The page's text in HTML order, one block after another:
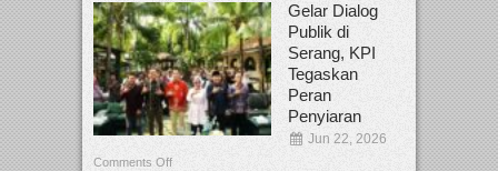
Gelar Dialog
Publik di
Serang, KPI
Tegaskan
Peran
Penyiaran
Jun 22, 2026
Comments Off